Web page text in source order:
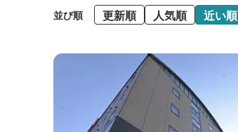
並び順 更新順 人気順 近い順